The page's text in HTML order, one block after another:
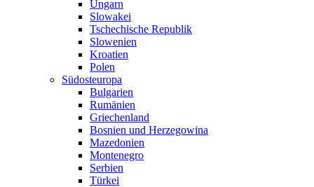
Ungarn
Slowakei
Tschechische Republik
Slowenien
Kroatien
Polen
Südosteuropa
Bulgarien
Rumänien
Griechenland
Bosnien und Herzegowina
Mazedonien
Montenegro
Serbien
Türkei